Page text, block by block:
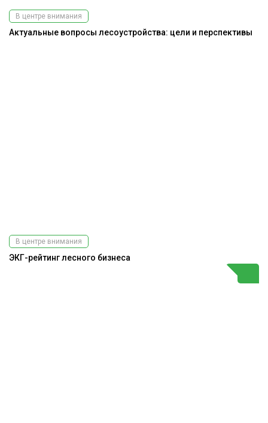
В центре внимания
Актуальные вопросы лесоустройства: цели и перспективы
В центре внимания
ЭКГ-рейтинг лесного бизнеса